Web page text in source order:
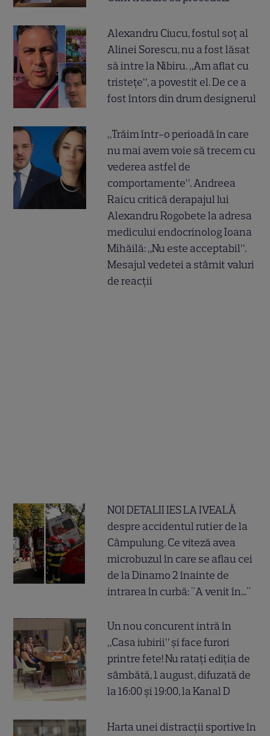
Alexandru Ciucu, fostul soț al
Alinei Sorescu, nu a fost lăsat
să intre la Nibiru. „Am aflat cu
tristețe”, a povestit el. De ce a
fost întors din drum designerul
„Trăim într-o perioadă în care
nu mai avem voie să trecem cu
vederea astfel de
comportamente”. Andreea
Raicu critică derapajul lui
Alexandru Rogobete la adresa
medicului endocrinolog Ioana
Mihăilă: „Nu este acceptabil”.
Mesajul vedetei a stârnit valuri
de reacții
NOI DETALII IES LA IVEALĂ
despre accidentul rutier de la
Câmpulung. Ce viteză avea
microbuzul în care se aflau cei
de la Dinamo 2 înainte de
intrarea în curbă: "A venit în..."
Un nou concurent intră în
„Casa iubirii” și face furori
printre fete! Nu ratați ediția de
sâmbătă, 1 august, difuzată de
la 16:00 și 19:00, la Kanal D
Harta unei distracții sportive în